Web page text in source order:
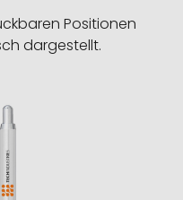
Positionen
dargestellt.